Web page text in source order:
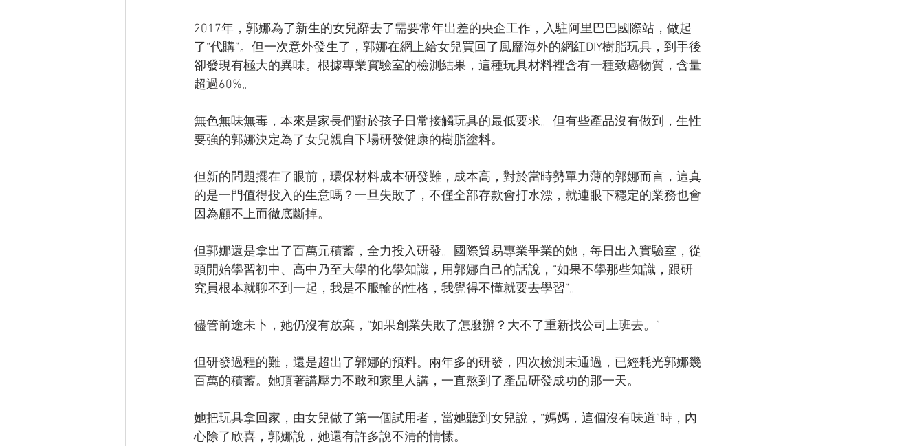
2017年，郭娜為了新生的女兒辭去了需要常年出差的央企工作，入駐阿里巴巴國際站，做起
了“代購”。但一次意外發生了，郭娜在網上給女兒買回了風靡海外的網紅DIY樹脂玩具，到手後
卻發現有極大的異味。根據專業實驗室的檢測結果，這種玩具材料裡含有一種致癌物質，含量
超過60%。
無色無味無毒，本來是家長們對於孩子日常接觸玩具的最低要求。但有些產品沒有做到，生性
要強的郭娜決定為了女兒親自下場研發健康的樹脂塗料。
但新的問題擺在了眼前，環保材料成本研發難，成本高，對於當時勢單力薄的郭娜而言，這真
的是一門值得投入的生意嗎？一旦失敗了，不僅全部存款會打水漂，就連眼下穩定的業務也會
因為顧不上而徹底斷掉。
但郭娜還是拿出了百萬元積蓄，全力投入研發。國際貿易專業畢業的她，每日出入實驗室，從
頭開始學習初中、高中乃至大學的化學知識，用郭娜自己的話說，“如果不學那些知識，跟研
究員根本就聊不到一起，我是不服輸的性格，我覺得不懂就要去學習”。
儘管前途未卜，她仍沒有放棄，“如果創業失敗了怎麼辦？大不了重新找公司上班去。”
但研發過程的難，還是超出了郭娜的預料。兩年多的研發，四次檢測未通過，已經耗光郭娜幾
百萬的積蓄。她頂著講壓力不敢和家里人講，一直熬到了產品研發成功的那一天。
她把玩具拿回家，由女兒做了第一個試用者，當她聽到女兒說，“媽媽，這個沒有味道”時，內
心除了欣喜，郭娜說，她還有許多說不清的情愫。